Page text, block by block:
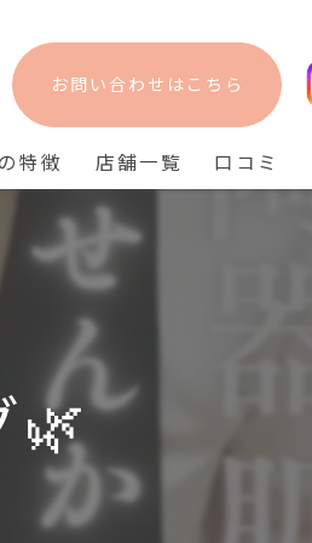
お問い合わせはこちら
特徴
シャル
キビ
店舗一覧
bisebise 阪急梅田店
bisebise 天王寺店
口コミ
🌿